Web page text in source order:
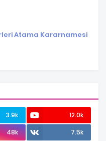
Atama Kararnamesi
3.9k
12.0k
48k 7.5k